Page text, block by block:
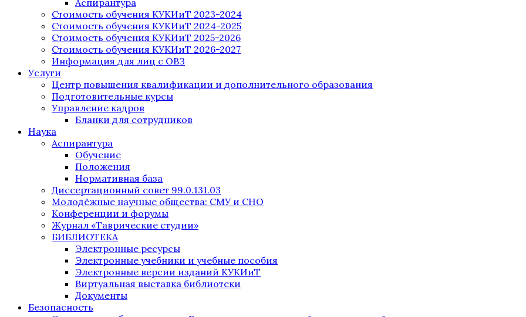
Аспирантура
Стоимость обучения КУКИиТ 2023-2024
Стоимость обучения КУКИиТ 2024-2025
Стоимость обучения КУКИиТ 2025-2026
Стоимость обучения КУКИиТ 2026-2027
Информация для лиц с ОВЗ
Услуги
Центр повышения квалификации и дополнительного образования
Подготовительные курсы
Управление кадров
Бланки для сотрудников
Наука
Аспирантура
Обучение
Положения
Нормативная база
Диссертационный совет 99.0.131.03
Молодёжные научные общества: СМУ и СНО
Конференции и форумы
Журнал «Таврические студии»
БИБЛИОТЕКА
Электронные ресурсы
Электронные учебники и учебные пособия
Электронные версии изданий КУКИиТ
Виртуальная выставка библиотеки
Документы
Безопасность